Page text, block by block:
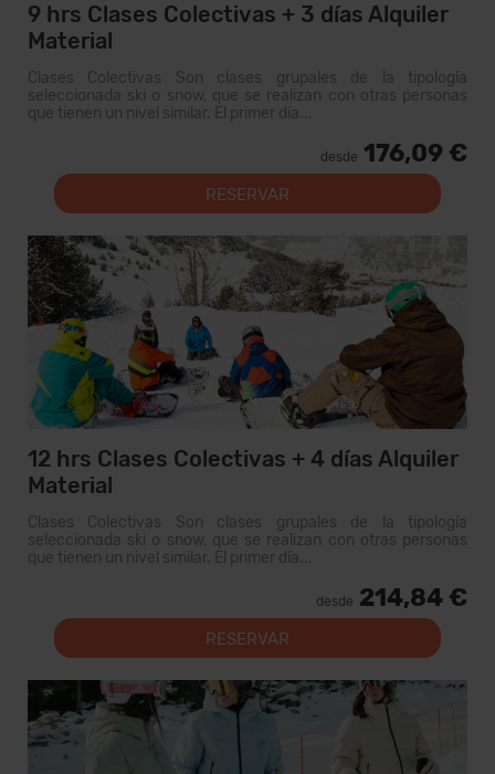
9 hrs Clases Colectivas + 3 días Alquiler
Material
Clases Colectivas Son clases grupales de la tipología
seleccionada ski o snow, que se realizan con otras personas
que tienen un nivel similar. El primer día...
desde 176,09 €
RESERVAR
12 hrs Clases Colectivas + 4 días Alquiler
Material
Clases Colectivas Son clases grupales de la tipología
seleccionada ski o snow, que se realizan con otras personas
que tienen un nivel similar. El primer día...
desde 214,84 €
RESERVAR